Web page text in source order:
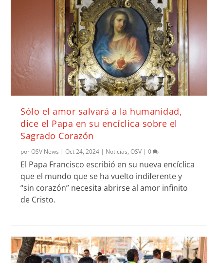
Sólo el amor salvará a la humanidad,
dice el Papa en su encíclica sobre el
Sagrado Corazón
porOSV News |Oct 24, 2024 | Noticias,OSV |0
El Papa Francisco escribió en su nueva encíclica
que el mundo que se ha vuelto indiferente y
“sin corazón” necesita abrirse al amor infinito
de Cristo.